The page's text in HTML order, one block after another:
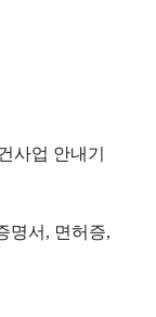
사업 안내기
명서, 면허증,